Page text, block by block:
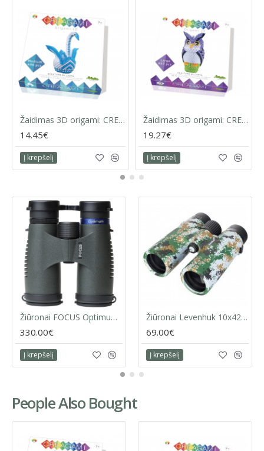
Žaidimas 3D origami: CREAGAMI | GULBĖ
14.45€
Į krepšelį
Žaidimas 3D origami: CREAGAMI | PELĖDA
19.27€
Į krepšelį
Žiūronai FOCUS Optimum 10x32 ED
330.00€
Į krepšelį
Žiūronai Levenhuk 10x42 Camo Dots
69.00€
Į krepšelį
People Also Bought